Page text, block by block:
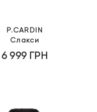
P.CARDIN
Слакси
6 999 ГРН